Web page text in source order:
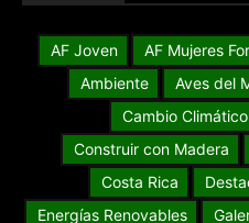
AF Joven AF Mujeres
Ambiente
Aves del
Cambio Climático
Construir con Madera
Costa Rica
Energías Renovables